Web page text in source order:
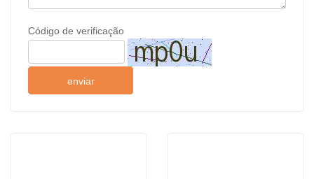
Código de verificação
enviar